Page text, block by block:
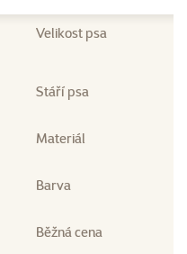
Velikost psa
Stáří psa
Materiál
Barva
Běžná cena